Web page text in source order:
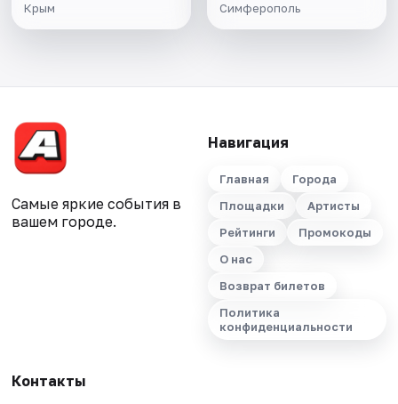
Крым Симферополь
Самые яркие события в
вашем городе.
Навигация
Главная
Города
Площадки
Артисты
Рейтинги
Промокоды
О нас
Возврат билетов
Политика
конфиденциальности
Контакты